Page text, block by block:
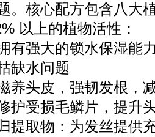
。核心配方包含八大
以上的植物活性：
有强大的锁水保湿能
缺水问题
养头皮，强韧发根，
护受损毛鳞片，提升
提取物：为发丝提供